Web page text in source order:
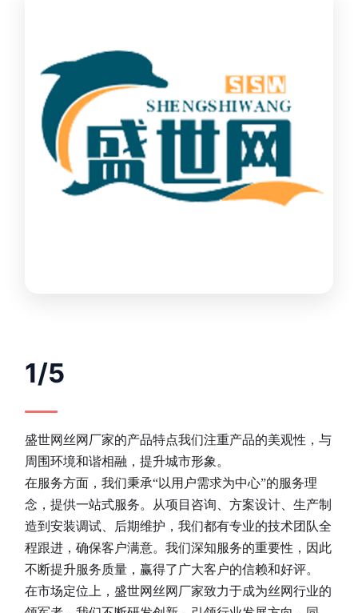
1/5
盛世网丝网厂家的产品特点我们注重产品的美观性，与
周围环境和谐相融，提升城市形象。
在服务方面，我们秉承“以用户需求为中心”的服务理
念，提供一站式服务。从项目咨询、方案设计、生产制
造到安装调试、后期维护，我们都有专业的技术团队全
程跟进，确保客户满意。我们深知服务的重要性，因此
不断提升服务质量，赢得了广大客户的信赖和好评。
在市场定位上， 盛世网丝网厂家致力于成为丝网行业的